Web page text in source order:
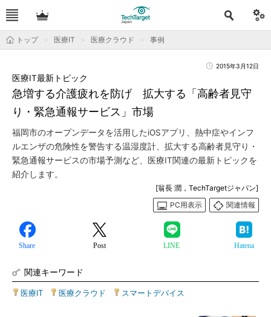
トップ 医療IT 医療クラウド 事例
2015年3月12日
急増する介護疲れを防げ 拡大する「高齢者見守
り・緊急通報サービス」市場
医療IT最新トピック
福岡市のオープンデータを活用したiOSアプリ、熱中症やインフ
ルエンザの危険性を警告する温湿度計、拡大する高齢者見守り・
緊急通報サービスの市場予測など、医療IT関連の最新トピックを
紹介します。
[翁長 潤，TechTargetジャパン]
PC用表示
関連情報
Share Post LINE Hatena
関連キーワード
医療IT 医療クラウド スマートデバイス